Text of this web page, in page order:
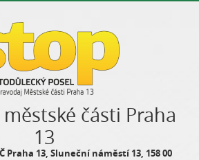
části Praha
13
Praha 13, Sluneční náměstí 13, 158 00